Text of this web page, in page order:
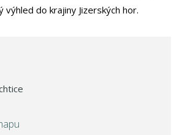
výhled do krajiny Jizerských hor.